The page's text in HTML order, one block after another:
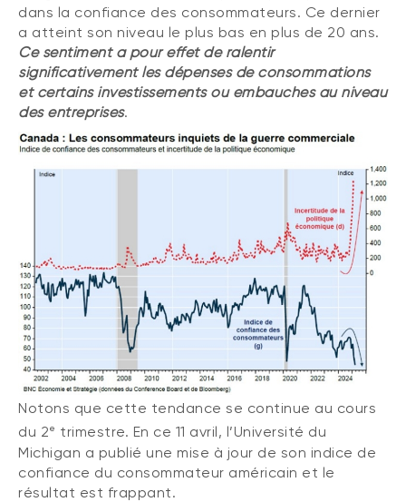
dans la confiance des consommateurs. Ce dernier
a atteint son niveau le plus bas en plus de 20 ans.
Ce sentiment a pour effet de ralentir
significativement les dépenses de consommations
et certains investissements ou embauches au niveau
des entreprises.
Notons que cette tendance se continue au cours
du 2e
trimestre. En ce 11 avril, l’Université du
Michigan a publié une mise à jour de son indice de
confiance du consommateur américain et le
résultat est frappant.